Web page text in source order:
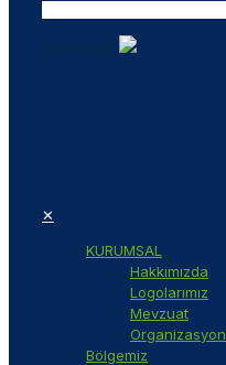
✕
KURUMSAL
Hakkımızda
Logolarımız
Mevzuat
Organizasyon
Bölgemiz